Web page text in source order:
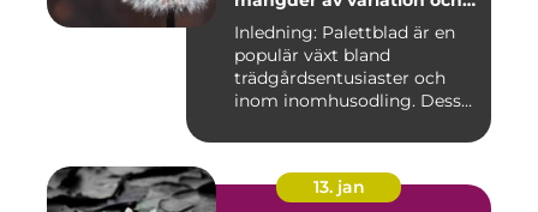
Inledning: Palettblad är en
populär växt bland
trädgårdsentusiaster och
inom inomhusodling. Dess
13. jan